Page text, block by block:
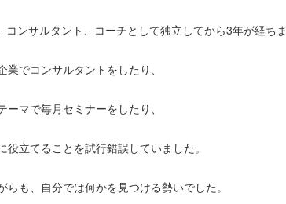
コンサルタント、コーチとして独立してから3年が経ちま
業でコンサルタントをしたり、
ーマで毎月セミナーをしたり、
役立てることを試行錯誤していました。
らも、自分では何かを見つける勢いでした。